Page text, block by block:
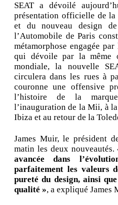
SEAT a dévoilé
présentation officielle de
et du nouveau design
l’Automobile de Paris
métamorphose engagée
qui dévoile par la même
mondiale, la nouvelle
circulera dans les rues à
couronne une offensive
l’histoire de la
l’inauguration de la Mii, à
Ibiza et au retour de la
James Muir, le président
matin les deux nouveautés.
avancée dans
parfaitement les valeurs
pureté du design, ainsi
qualité », a expliqué James